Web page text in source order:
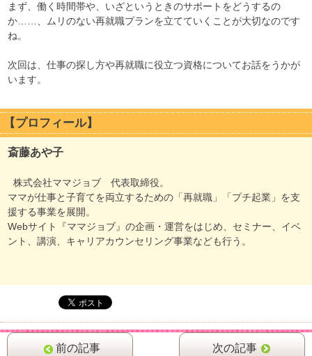
まず、働く時間帯や、いざというときのサポートをどうするの
か……、ムリのない再就職プランを立てていくことが大切なのです
ね。
次回は、仕事の探し方や再就職に役立つ資格についてお話をうかが
います。
【プロフィール】
斎藤あや子
株式会社ママジョブ 代表取締役。
ママが仕事と子育てを両立するための「再就職」「プチ起業」を支
援する事業を展開。
Webサイト『ママジョブ』の企画・運営をはじめ、セミナー、イベ
ント、講演、キャリアカウンセリング事業なども行う。
前の記事 次の記事